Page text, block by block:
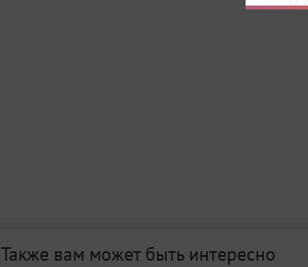
Также вам может быть интересно